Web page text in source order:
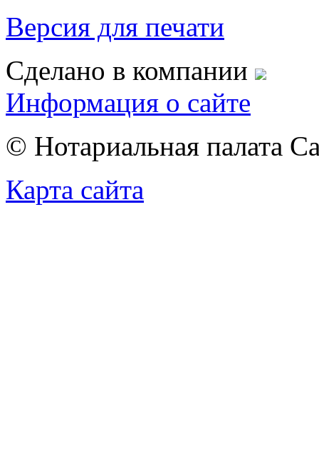
Версия для печати
Сделано в компании
Информация о сайте
© Нотариальная палата
Карта сайта